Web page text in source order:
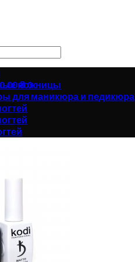
0.00₴0
в магазин
ножницы
для маникюра и педикюра